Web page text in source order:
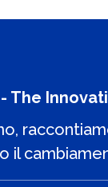
dei temi de
The
il